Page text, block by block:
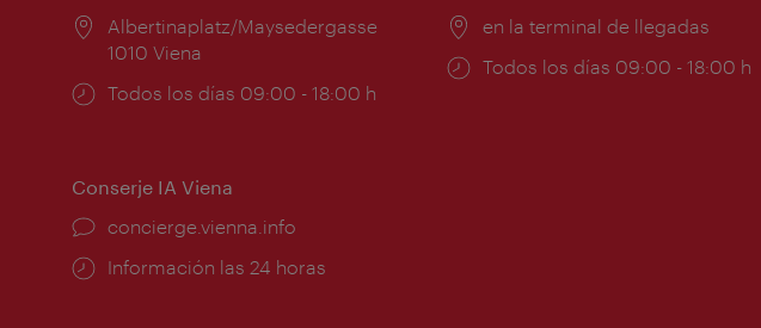
Lugar:
Albertinaplatz/Maysedergasse
1010 Viena
Horarios
Todos los días 09:00 - 18:00 h
Lugar:
en la terminal de llegadas
Horarios
Todos los días 09:00 - 18:00 h
Conserje IA Viena
concierge.vienna.info
Información las 24 horas